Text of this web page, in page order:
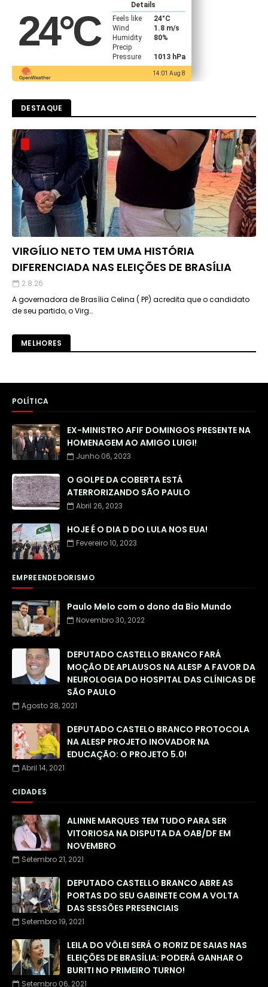
24°C
Details
Feels like
24°C
Wind
1.8 m/s
Humidity
80%
Precip
Pressure
1013 hPa
14:01 Aug 8
DESTAQUE
VIRGÍLIO NETO TEM UMA HISTÓRIA
DIFERENCIADA NAS ELEIÇÕES DE BRASÍLIA
2.8.26
A governadora de Brasília Celina ( PP) acredita que o candidato
de seu partido, o Virg…
MELHORES
POLÍTICA
EX-MINISTRO AFIF DOMINGOS PRESENTE NA
HOMENAGEM AO AMIGO LUIGI!
Junho 06, 2023
O GOLPE DA COBERTA ESTÁ
ATERRORIZANDO SÃO PAULO
Abril 26, 2023
HOJE É O DIA D DO LULA NOS EUA!
Fevereiro 10, 2023
EMPREENDEDORISMO
Paulo Melo com o dono da Bio Mundo
Novembro 30, 2022
DEPUTADO CASTELLO BRANCO FARÁ
MOÇÃO DE APLAUSOS NA ALESP A FAVOR DA
NEUROLOGIA DO HOSPITAL DAS CLÍNICAS DE
SÃO PAULO
Agosto 28, 2021
DEPUTADO CASTELO BRANCO PROTOCOLA
NA ALESP PROJETO INOVADOR NA
EDUCAÇÃO: O PROJETO 5.0!
Abril 14, 2021
CIDADES
ALINNE MARQUES TEM TUDO PARA SER
VITORIOSA NA DISPUTA DA OAB/DF EM
NOVEMBRO
Setembro 21, 2021
DEPUTADO CASTELLO BRANCO ABRE AS
PORTAS DO SEU GABINETE COM A VOLTA
DAS SESSÕES PRESENCIAIS
Setembro 19, 2021
LEILA DO VÔLEI SERÁ O RORIZ DE SAIAS NAS
ELEIÇÕES DE BRASÍLIA: PODERÁ GANHAR O
BURITI NO PRIMEIRO TURNO!
Setembro 06, 2021